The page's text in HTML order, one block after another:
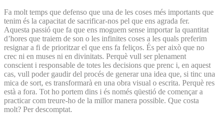
Fa molt temps que defenso que una de les coses més importants que
tenim és la capacitat de sacrificar-nos pel que ens agrada fer.
Aquesta passió que fa que ens moguem sense importar la quantitat
d’hores que traiem de son o les infinites coses a les quals preferim
resignar a fi de prioritzar el que ens fa feliços. És per això que no
crec ni en muses ni en divinitats. Perquè vull ser plenament
conscient i responsable de totes les decisions que prenc i, en aquest
cas, vull poder gaudir del procés de generar una idea que, si tinc una
mica de sort, es transformarà en una obra visual o escrita. Perquè res
està a fora. Tot ho portem dins i és només qüestió de començar a
practicar com treure-ho de la millor manera possible. Que costa
molt? Per descomptat.